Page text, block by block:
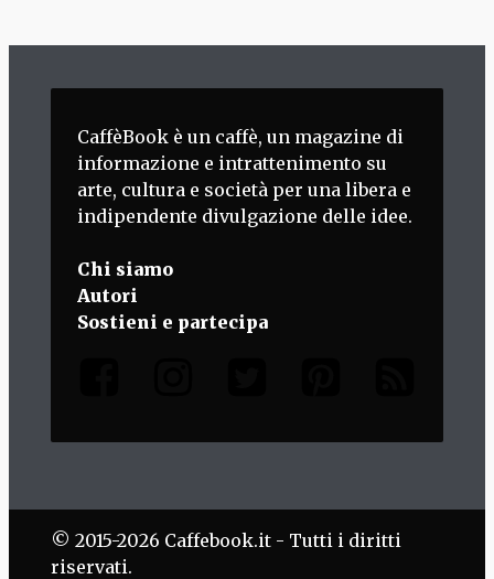
CaffèBook è un caffè, un magazine di
informazione e intrattenimento su
arte, cultura e società per una libera e
indipendente divulgazione delle idee.
Chi siamo
Autori
Sostieni e partecipa
© 2015-2026 Caffebook.it - Tutti i diritti
riservati.